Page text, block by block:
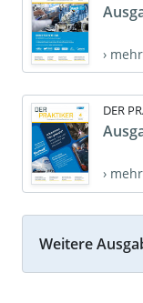
›
DER
›
Weitere